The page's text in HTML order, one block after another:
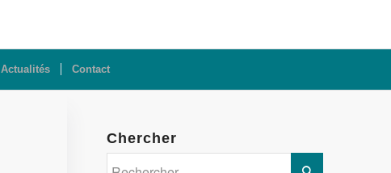
Actualités Contact
Chercher